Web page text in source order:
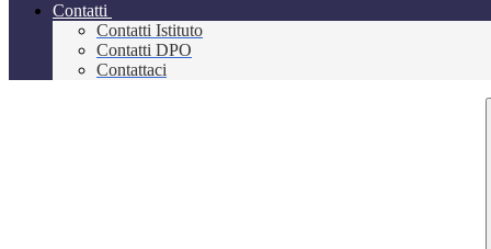
Contatti
Contatti Istituto
Contatti DPO
Contattaci